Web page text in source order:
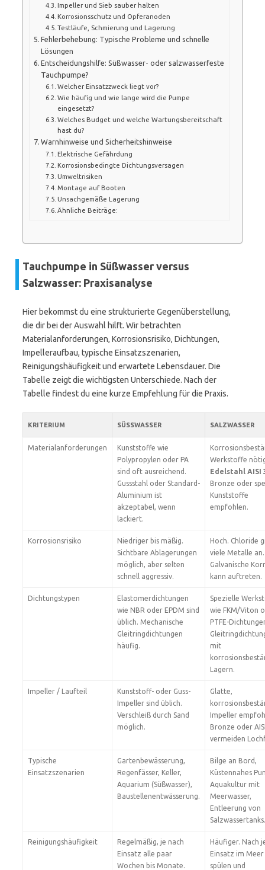
Impeller und Sieb sauber halten
Korrosionsschutz und Opferanoden
Testläufe, Schmierung und Lagerung
Fehlerbehebung: Typische Probleme und schnelle
Lösungen
Entscheidungshilfe: Süßwasser- oder salzwasserfeste
Tauchpumpe?
Welcher Einsatzzweck liegt vor?
Wie häufig und wie lange wird die Pumpe
eingesetzt?
Welches Budget und welche Wartungsbereitschaft
hast du?
Warnhinweise und Sicherheitshinweise
Elektrische Gefährdung
Korrosionsbedingte Dichtungsversagen
Umweltrisiken
Montage auf Booten
Unsachgemäße Lagerung
Ähnliche Beiträge:
Tauchpumpe in Süßwasser versus
Salzwasser: Praxisanalyse
Hier bekommst du eine strukturierte Gegenüberstellung,
die dir bei der Auswahl hilft. Wir betrachten
Materialanforderungen, Korrosionsrisiko, Dichtungen,
Impelleraufbau, typische Einsatzszenarien,
Reinigungshäufigkeit und erwartete Lebensdauer. Die
Tabelle zeigt die wichtigsten Unterschiede. Nach der
Tabelle findest du eine kurze Empfehlung für die Praxis.
KRITERIUM SÜSSWASSER SALZWASSER
Materialanforderungen
Kunststoffe wie
Polypropylen oder PA
sind oft ausreichend.
Gussstahl oder Standard-
Aluminium ist
akzeptabel, wenn
lackiert.
Werkstoffe
Edelstahl AISI
Bronze oder
Kunststoffe
empfohlen.
Korrosionsrisiko
Niedriger bis mäßig.
Sichtbare Ablagerungen
möglich, aber selten
schnell aggressiv.
Hoch. Chloride
viele Metalle an.
Galvanische
kann auftreten.
Dichtungstypen
Elastomerdichtungen
wie NBR oder EPDM sind
üblich. Mechanische
Gleitringdichtungen
häufig.
Spezielle
wie FKM/Viton
PTFE-
mit
Lagern.
Impeller / Laufteil
Kunststoff- oder Guss-
Impeller sind üblich.
Verschleiß durch Sand
möglich.
Glatte,
Impeller
Bronze oder
vermeiden
Typische
Einsatzszenarien
Gartenbewässerung,
Regenfässer, Keller,
Aquarium (Süßwasser),
Baustellenentwässerung.
Bilge an Bord,
Küstennahes
Aquakultur mit
Meerwasser,
Entleerung von
Salzwassertanks.
Reinigungshäufigkeit
Regelmäßig, je nach
Einsatz alle paar
Wochen bis Monate.
Häufiger. Nach
Einsatz im Meer
spülen und